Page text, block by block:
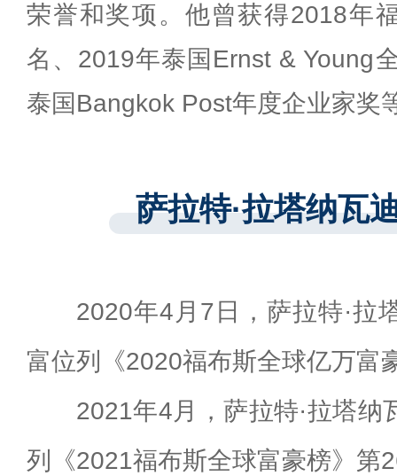
荣誉和奖项。他曾获得2018年
名、2019年泰国Ernst & Young
泰国Bangkok Post年度企业家奖
萨拉特·拉塔纳瓦
2020年4月7日，萨拉特·拉
富位列《2020福布斯全球亿万富
2021年4月，萨拉特·拉塔纳
列《2021福布斯全球富豪榜》第